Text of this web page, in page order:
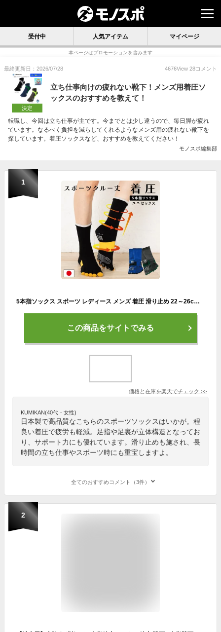
受付中 人気アイテム マイページ
本ページはプロモーションを含みます
最終更新日：2026/07/28 4676View 28コメント
決定
立ち仕事向けの疲れない靴下！メンズ用着圧ソ
ックスのおすすめを教えて！
転職し、今回は立ち仕事が主です。今までとは少し違うので、毎日脚が疲れ
ています。なるべく負担を減らしてくれるようなメンズ用の疲れない靴下を
探しています。着圧ソックスなど、おすすめを教えてください！
モノスポ編集部
1
5本指ソックス スポーツ レディース メンズ 着圧 滑り止め 22～26cm S/M 【9550】 圧着 サッカー ソックス フットサル フットボール ラグビー スベリ止め付 五本指 靴下 日本製 五本指靴下 ホールガーメント スポーツソックス 3次元 足指足裏立体
この商品をサイトでみる
価格と在庫を楽天でチェック >>
KUMIKAN(40代・女性)
日本製で高品質なこちらのスポーツソックスはいかが。程
良い着圧で疲労も軽減。足指や足裏が立体構造となってお
り、サポート力にも優れています。滑り止めも施され、長
時間の立ち仕事やスポーツ時にも重宝しますよ。
全てのおすすめコメント（3件）
2